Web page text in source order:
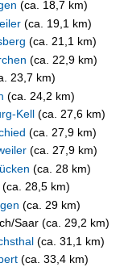
(ca. 18,7 km)
(ca. 19,1 km)
(ca. 21,1 km)
(ca. 22,9 km)
23,7 km)
(ca. 24,2 km)
Kell(ca. 27,6 km)
(ca. 27,9 km)
(ca. 27,9 km)
(ca. 28 km)
(ca. 28,5 km)
(ca. 29 km)
Saar (ca. 29,2 km)
(ca. 31,1 km)
(ca. 33,4 km)